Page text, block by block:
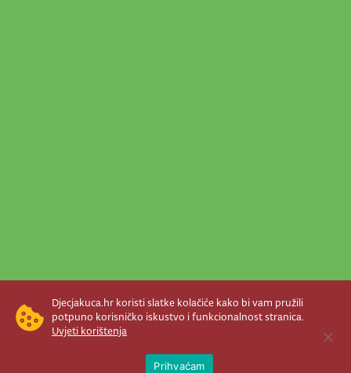
Djecjakuca.hr koristi slatke kolačiće kako bi vam pružili
potpuno korisničko iskustvo i funkcionalnost stranica.
Uvjeti korištenja
Prihvaćam